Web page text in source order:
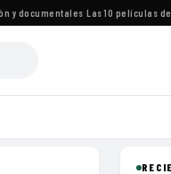
·Las 10 películas